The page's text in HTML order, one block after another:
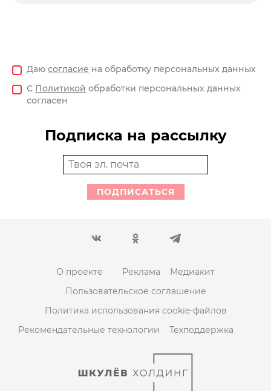
Даю согласие на обработку персональных данных
С Политикой обработки персональных данных
согласен
Подписка на рассылку
ПОДПИСАТЬСЯ
О проекте Реклама
Медиакит
Пользовательское соглашение
Политика использования cookie-файлов
Рекомендательные технологии
Техподдержка